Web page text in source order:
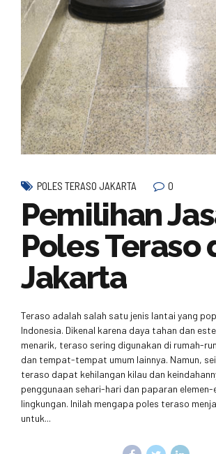
POLES TERASO JAKARTA 0
Pemilihan
Poles Teraso
Jakarta
Teraso adalah salah satu jenis lantai yang
Indonesia. Dikenal karena daya tahan dan
menarik, teraso sering digunakan di rumah-
dan tempat-tempat umum lainnya. Namun,
teraso dapat kehilangan kilau dan
penggunaan sehari-hari dan paparan elemen-
lingkungan. Inilah mengapa poles teraso
untuk...